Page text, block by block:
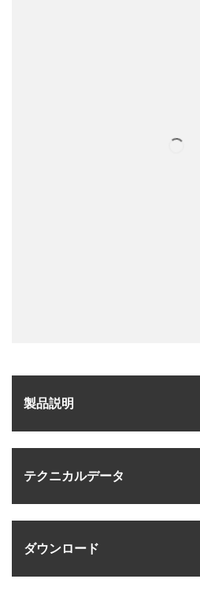
製品説明
テクニカルデータ
ダウンロード